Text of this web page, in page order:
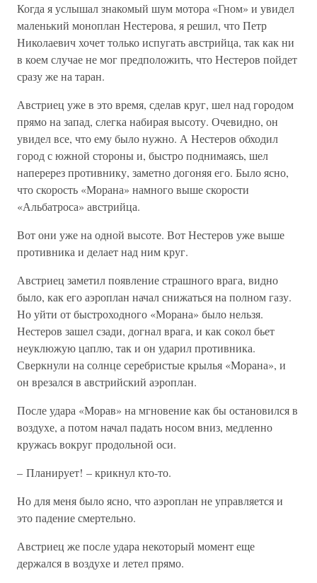
Когда я услышал знакомый шум мотора «Гном» и увидел
маленький моноплан Нестерова, я решил, что Петр
Николаевич хочет только испугать австрийца, так как ни
в коем случае не мог предположить, что Нестеров пойдет
сразу же на таран.
Австриец уже в это время, сделав круг, шел над городом
прямо на запад, слегка набирая высоту. Очевидно, он
увидел все, что ему было нужно. А Нестеров обходил
город с южной стороны и, быстро поднимаясь, шел
наперерез противнику, заметно догоняя его. Было ясно,
что скорость «Морана» намного выше скорости
«Альбатроса» австрийца.
Вот они уже на одной высоте. Вот Нестеров уже выше
противника и делает над ним круг.
Австриец заметил появление страшного врага, видно
было, как его аэроплан начал снижаться на полном газу.
Но уйти от быстроходного «Морана» было нельзя.
Нестеров зашел сзади, догнал врага, и как сокол бьет
неуклюжую цаплю, так и он ударил противника.
Сверкнули на солнце серебристые крылья «Морана», и
он врезался в австрийский аэроплан.
После удара «Морав» на мгновение как бы остановился в
воздухе, а потом начал падать носом вниз, медленно
кружась вокруг продольной оси.
– Планирует! – крикнул кто-то.
Но для меня было ясно, что аэроплан не управляется и
это падение смертельно.
Австриец же после удара некоторый момент еще
держался в воздухе и летел прямо.